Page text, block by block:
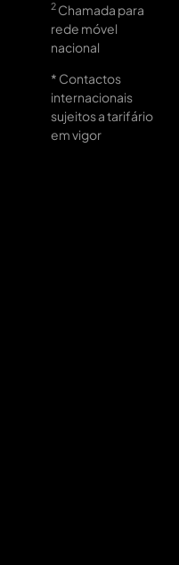
2️ Chamada para
rede móvel
nacional
* Contactos
internacionais
sujeitos a tarifário
em vigor